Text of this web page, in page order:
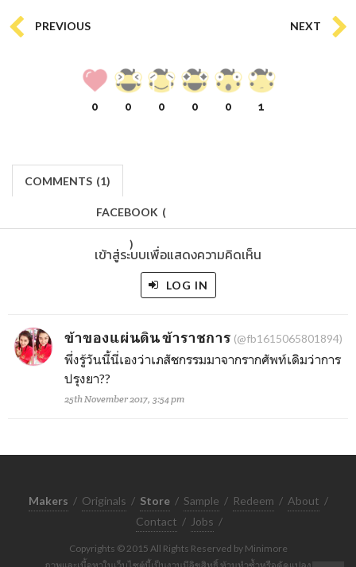
PREVIOUS NEXT
0 0 0 0 0 1
COMMENTS (1)
FACEBOOK (
)
เข้าสู่ระบบเพื่อแสดงความคิดเห็น
LOG IN
ข้าของแผ่นดิน ข้าราชการ (@fb1615065801894)
พึ่งรู้วันนี้นี่เองว่าเภสัชกรรมมาจากรากศัพท์เดิมว่าการ
ปรุงยา??
25th November 2017, 3:54 pm
Makers / Originals / Store / Sample / Redeem / About /
Contact / Jobs /
Copyrights © 2015 All Rights Reserved by Minimore